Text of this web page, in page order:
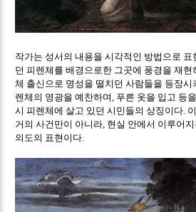
작가는 성서의 내용을 시각적인 방법으로
던 피렌체를 배경으로한 그곳에 풍경을 재현
체 출신으로 명성을 떨치던 사람들을 등장시
렌체의 영광을 예찬하며 푸른 옷을 입고 등
시 피렌체에 살고 있던 시민들의 상징이다
거의 사건만이 아니라 현실 안에서 이루어
의도의 표현이다